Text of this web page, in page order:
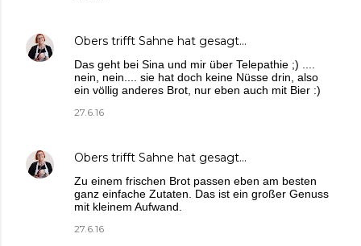
Obers trifft Sahne hat gesagt…
Das geht bei Sina und mir über Telepathie ;) ....
nein, nein.... sie hat doch keine Nüsse drin, also
ein völlig anderes Brot, nur eben auch mit Bier :)
27.6.16
Obers trifft Sahne hat gesagt…
Zu einem frischen Brot passen eben am besten
ganz einfache Zutaten. Das ist ein großer Genuss
mit kleinem Aufwand.
27.6.16